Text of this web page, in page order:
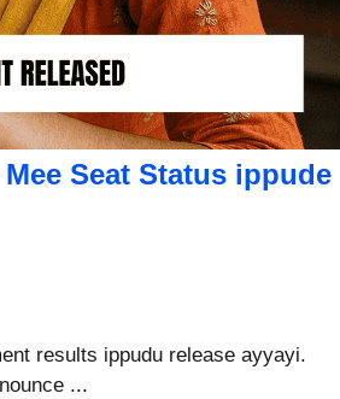
Seat Status ippude
results ippudu release ayyayi.
...